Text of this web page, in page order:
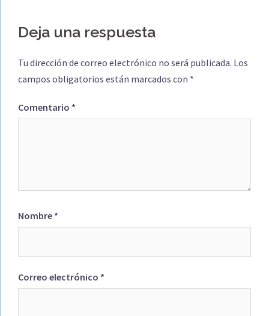
Deja una respuesta
Tu dirección de correo electrónico no será publicada. Los
campos obligatorios están marcados con *
Comentario *
Nombre *
Correo electrónico *